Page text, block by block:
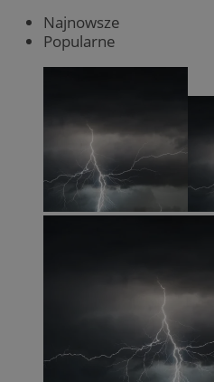
Najnowsze
Popularne